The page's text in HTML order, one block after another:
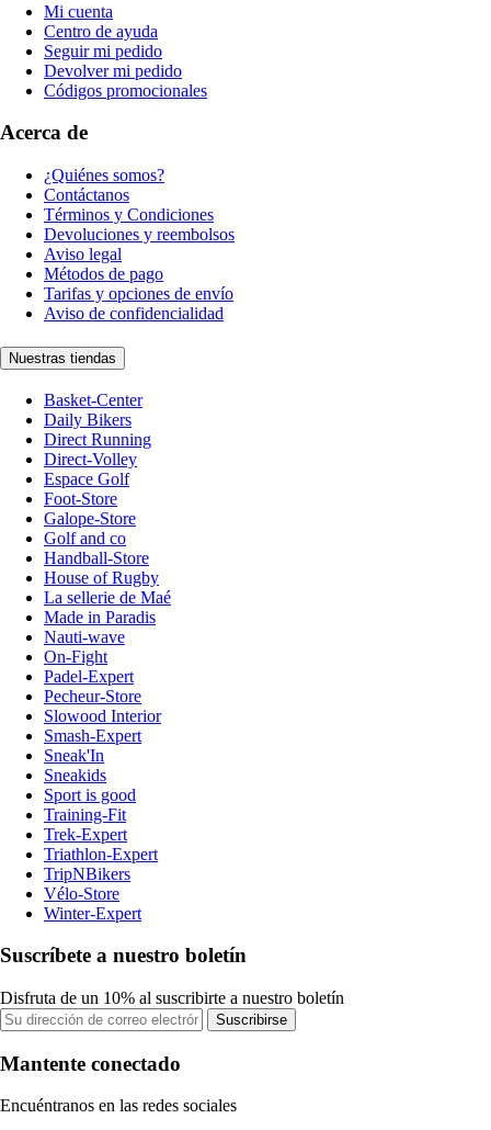
Mi cuenta
Centro de ayuda
Seguir mi pedido
Devolver mi pedido
Códigos promocionales
Acerca de
¿Quiénes somos?
Contáctanos
Términos y Condiciones
Devoluciones y reembolsos
Aviso legal
Métodos de pago
Tarifas y opciones de envío
Aviso de confidencialidad
Nuestras tiendas
Basket-Center
Daily Bikers
Direct Running
Direct-Volley
Espace Golf
Foot-Store
Galope-Store
Golf and co
Handball-Store
House of Rugby
La sellerie de Maé
Made in Paradis
Nauti-wave
On-Fight
Padel-Expert
Pecheur-Store
Slowood Interior
Smash-Expert
Sneak'In
Sneakids
Sport is good
Training-Fit
Trek-Expert
Triathlon-Expert
TripNBikers
Vélo-Store
Winter-Expert
Suscríbete a nuestro boletín
Disfruta de un 10% al suscribirte a nuestro boletín
Suscribirse
Mantente conectado
Encuéntranos en las redes sociales